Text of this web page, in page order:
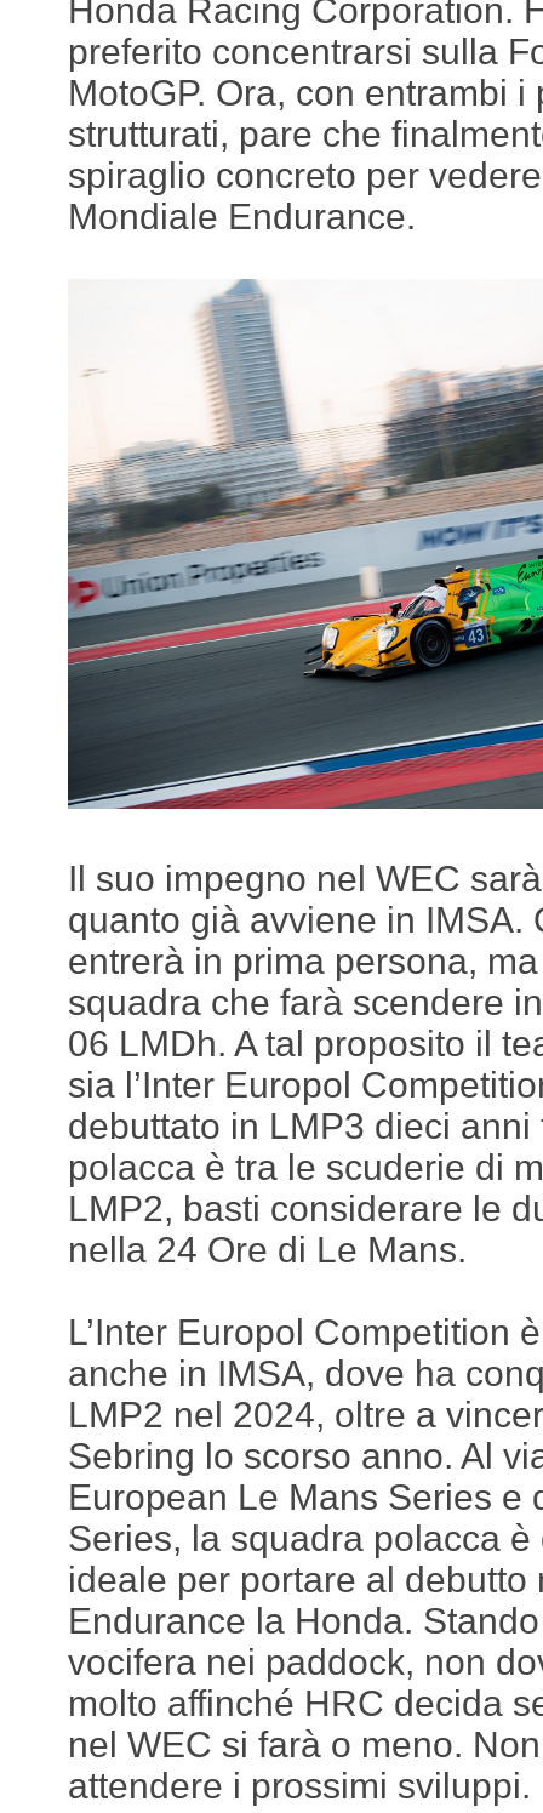
Honda Racing Corporation.
preferito concentrarsi sulla
MotoGP. Ora, con entrambi
strutturati, pare che
spiraglio concreto per
Mondiale Endurance.
Il suo impegno nel WEC
quanto già avviene in IMSA.
entrerà in prima persona,
squadra che farà scendere
06 LMDh. A tal proposito il
sia l’Inter Europol
debuttato in LMP3 dieci
polacca è tra le scuderie di
LMP2, basti considerare le
nella 24 Ore di Le Mans.
L’Inter Europol Competition
anche in IMSA, dove ha
LMP2 nel 2024, oltre a
Sebring lo scorso anno. Al
European Le Mans Series e
Series, la squadra polacca
ideale per portare al debutto
Endurance la Honda.
vocifera nei paddock, non
molto affinché HRC decida
nel WEC si farà o meno.
attendere i prossimi sviluppi.